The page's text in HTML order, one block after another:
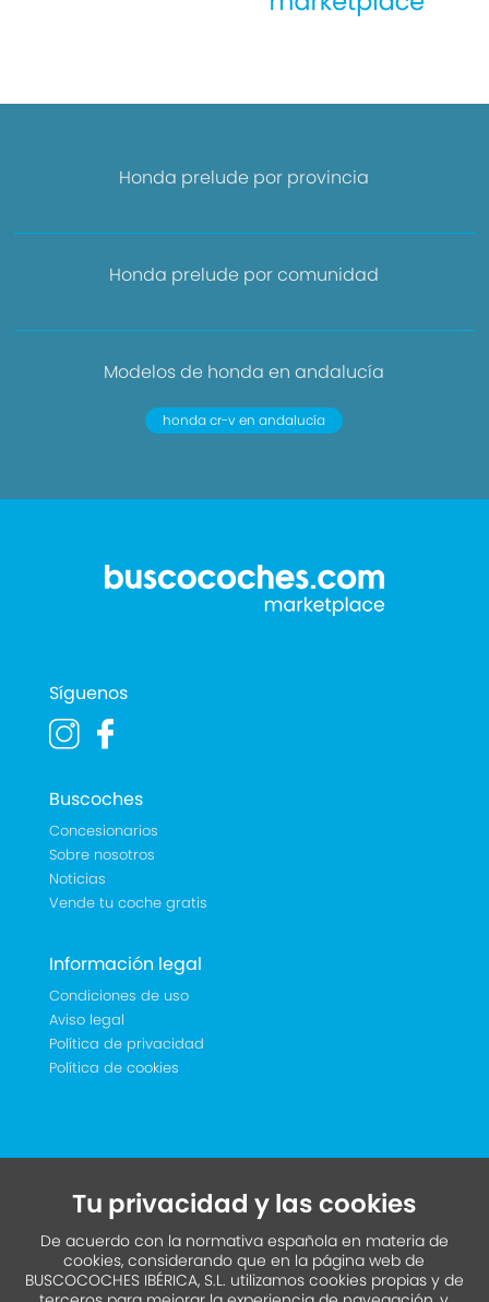
Honda prelude por provincia
Honda prelude por comunidad
Modelos de honda en andalucía
honda cr-v en andalucía
Síguenos
Buscoches
Concesionarios
Sobre nosotros
Noticias
Vende tu coche gratis
Información legal
Condiciones de uso
Aviso legal
Política de privacidad
Política de cookies
Tu privacidad y las cookies
De acuerdo con la normativa española en materia de
cookies, considerando que en la página web de
BUSCOCOCHES IBÉRICA, S.L. utilizamos cookies propias y de